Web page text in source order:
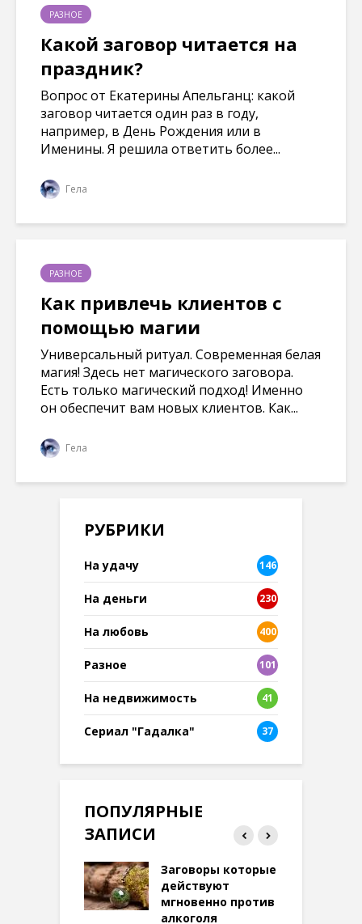
РАЗНОЕ
Какой заговор читается на
праздник?
Вопрос от Екатерины Апельганц: какой
заговор читается один раз в году,
например, в День Рождения или в
Именины. Я решила ответить более...
Гела
РАЗНОЕ
Как привлечь клиентов с
помощью магии
Универсальный ритуал. Современная белая
магия! Здесь нет магического заговора.
Есть только магический подход! Именно
он обеспечит вам новых клиентов. Как...
Гела
РУБРИКИ
На удачу 146
На деньги 230
На любовь 400
Разное
101
8
На недвижимость 41
Сериал "Гадалка" 37
ПОПУЛЯРНЫЕ
ЗАПИСИ
Заговоры которые
действуют
мгновенно против
алкоголя